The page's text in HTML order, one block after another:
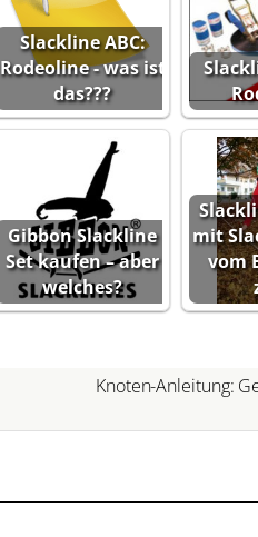
Slackline ABC:
Rodeoline - was ist
das???
Gibbon Slackline
Set kaufen – aber
welches?
mit
vom
Knoten-Anleitung: